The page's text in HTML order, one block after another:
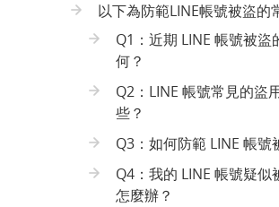
以下為防範LINE帳號被盜的
Q1：近期 LINE 帳號被盜
何？
Q2：LINE 帳號常見的盜
些？
Q3：如何防範 LINE 帳號
Q4：我的 LINE 帳號疑似
怎麼辦？